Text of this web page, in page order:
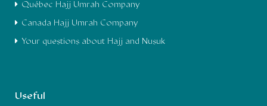
Québec Hajj Umrah Company
Canada Hajj Umrah Company
Your questions about Hajj and Nusuk
Useful